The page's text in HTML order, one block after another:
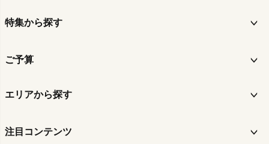
特集から探す
ご予算
エリアから探す
注目コンテンツ